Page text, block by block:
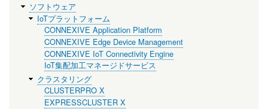
ソフトウェア
IoTプラットフォーム
CONNEXIVE Application Platform
CONNEXIVE Edge Device Management
CONNEXIVE IoT Connectivity Engine
IoT集配加工マネージドサービス
クラスタリング
CLUSTERPRO X
EXPRESSCLUSTER X